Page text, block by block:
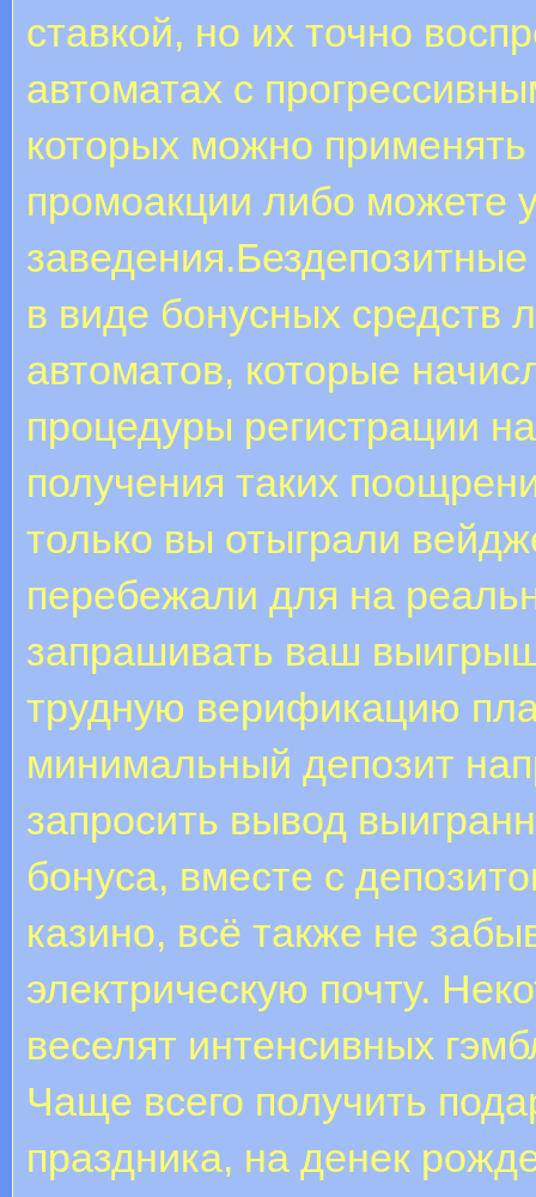
ставкой, но их точно
автоматах с
которых можно
промоакции либо можете
в виде бонусных средств
автоматов, которые
процедуры регистрации
получения таких
только вы отыграли
перебежали для на
запрашивать ваш
трудную верификацию
минимальный депозит
запросить вывод
бонуса, вместе с
казино, всё также не
электрическую почту.
веселят интенсивных
Чаще всего получить
праздника, на денек